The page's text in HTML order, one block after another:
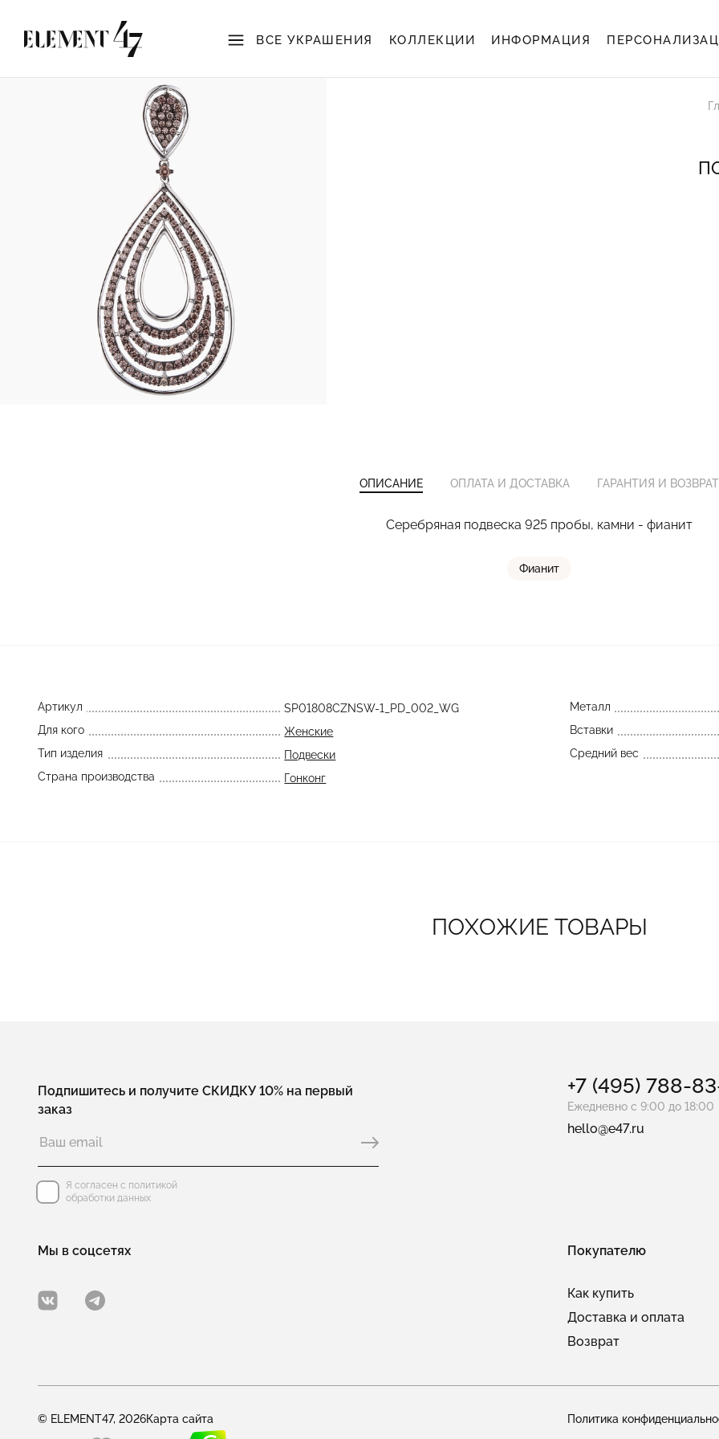
ВСЕ УКРАШЕНИЯ КОЛЛЕКЦИИ ИНФОРМАЦИЯ
ОПИСАНИЕ ОПЛАТА И ДОСТАВКА ГАРАНТИЯ И ВОЗВРАТ
Серебряная подвеска 925 пробы, камни - фианит
Фианит
Артикул
SP01808CZNSW-1_PD_002_WG
Для кого
Женские
Тип изделия
Подвески
Страна производства
Гонконг
Металл
Вставки
Средний вес
ПОХОЖИЕ ТОВАРЫ
Подпишитесь и получите СКИДКУ 10% на первый
заказ
Я согласен с политикой
обработки данных
+7 (495) 788-
Ежедневно с 9:00 до 18:00
hello@e47.ru
Мы в соцсетях Покупателю
Как купить
Доставка и оплата
Возврат
© ELEMENT47, 2026Карта сайта Политика